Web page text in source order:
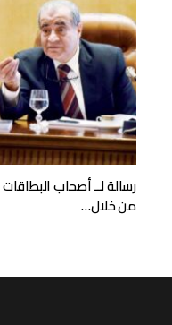
رسالة لــ أصحاب
من خلال…